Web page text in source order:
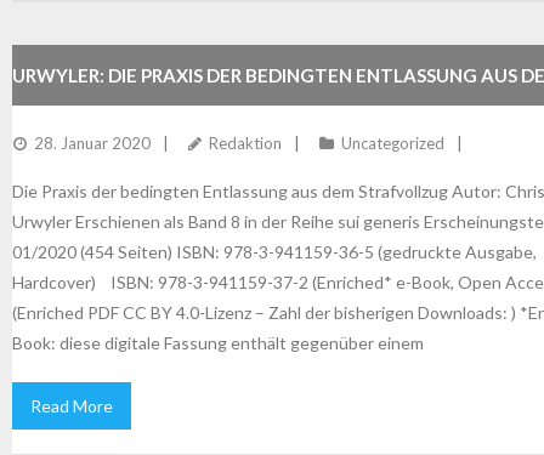
URWYLER: DIE PRAXIS DER BEDINGTEN ENTLASSUNG AUS
STRAFVOLLZUG
28. Januar 2020 Redaktion Uncategorized
Die Praxis der bedingten Entlassung aus dem Strafvollzug Autor:
Urwyler Erschienen als Band 8 in der Reihe sui generis
01/2020 (454 Seiten) ISBN: 978-3-941159-36-5 (gedruckte Ausgabe,
Hardcover) ISBN: 978-3-941159-37-2 (Enriched* e-Book, Open
(Enriched PDF CC BY 4.0-Lizenz – Zahl der bisherigen Downloads: )
Book: diese digitale Fassung enthält gegenüber einem
Read More